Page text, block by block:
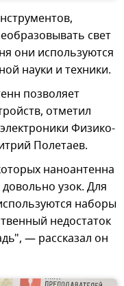
свет
они используются
науки и техники.
позволяет
отметил
Физико-
Полетаев.
наноантенна
узок. Для
наборы
недостаток
— рассказал он